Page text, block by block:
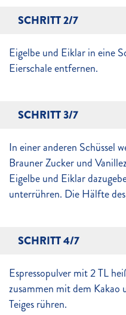
SCHRITT 2/7
Eigelbe und Eiklar in eine
Eierschale entfernen.
SCHRITT 3/7
In einer anderen Schüssel
Brauner Zucker und
Eigelbe und Eiklar
unterrühren. Die Hälfte
SCHRITT 4/7
Espressopulver mit 2 TL
zusammen mit dem Kakao
Teiges rühren.